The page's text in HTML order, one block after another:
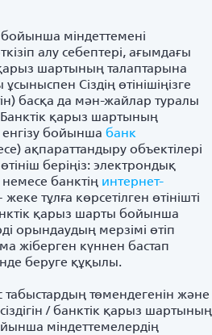
міндеттемені
алу себептері, ағымдағы
шартының талаптарына
Сіздің өтінішіңізге
басқа да мән-жайлар туралы
қарыз шартының
енгізу бойынша банк
ақпараттандыру объектілері
беріңіз: электрондық
немесе банктің интернет-
тұлға көрсетілген өтінішті
қарыз шарты бойынша
орындаудың мерзімі өтіп
жіберген күннен бастап
беруге құқылы.
табыстардың төмендегенін және
/ банктік қарыз шартының
міндеттемелердің